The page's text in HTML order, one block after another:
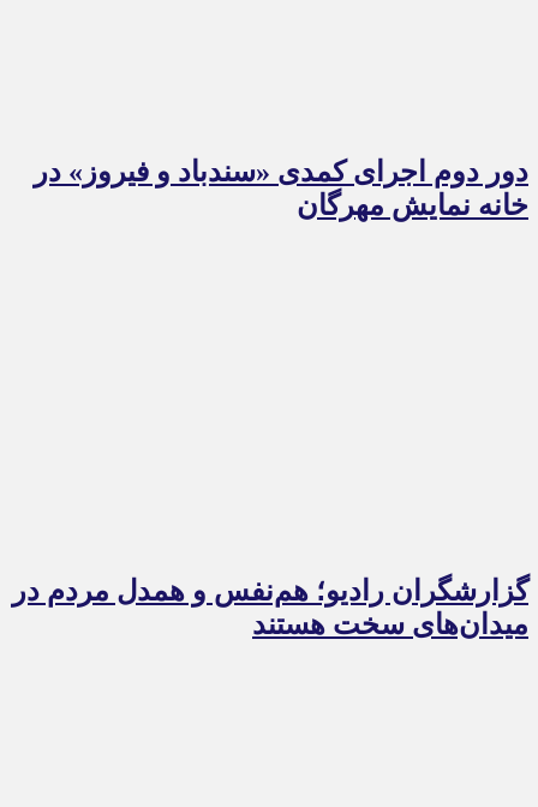
دور دوم اجرای کمدی «سندباد و فیروز» در
خانه نمایش مهرگان
گزارشگران رادیو؛ هم‌نفس و همدل مردم در
میدان‌های سخت هستند